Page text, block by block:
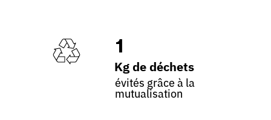
1
Kg de déchets
évités grâce à la
mutualisation